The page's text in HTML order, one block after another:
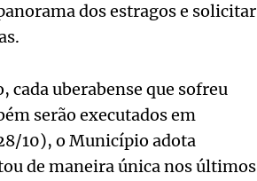
dos estragos e solicitar
cada uberabense que sofreu
serão executados em
10), o Município adota
de maneira única nos últimos